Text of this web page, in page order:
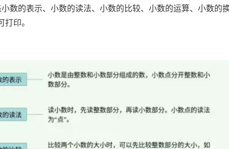
数的表示、小数的读法、小数的比较、小数的运算、小数的
印。